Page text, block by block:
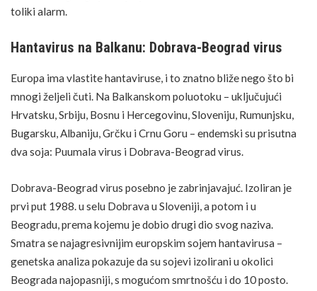
toliki alarm.
Hantavirus na Balkanu: Dobrava-Beograd virus
Europa ima vlastite hantaviruse, i to znatno bliže nego što bi
mnogi željeli čuti. Na Balkanskom poluotoku – uključujući
Hrvatsku, Srbiju, Bosnu i Hercegovinu, Sloveniju, Rumunjsku,
Bugarsku, Albaniju, Grčku i Crnu Goru – endemski su prisutna
dva soja: Puumala virus i Dobrava-Beograd virus.
Dobrava-Beograd virus posebno je zabrinjavajuć. Izoliran je
prvi put 1988. u selu Dobrava u Sloveniji, a potom i u
Beogradu, prema kojemu je dobio drugi dio svog naziva.
Smatra se najagresivnijim europskim sojem hantavirusa –
genetska analiza pokazuje da su sojevi izolirani u okolici
Beograda najopasniji, s mogućom smrtnošću i do 10 posto.